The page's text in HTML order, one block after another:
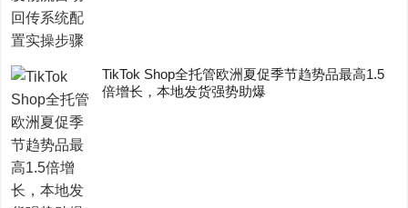
TikTok Shop全托管欧洲夏促季节趋势品最高1.5
倍增长，本地发货强势助爆